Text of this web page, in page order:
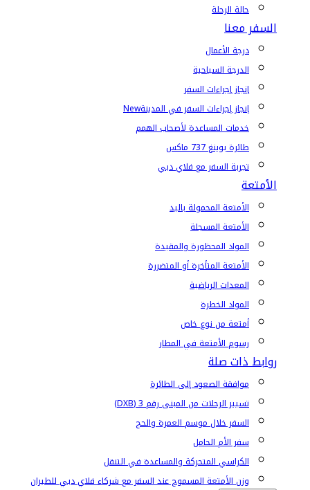
حالة الرحلة
السفر معنا
درجة الأعمال
الدرجة السياحية
إنجاز إجراءات السفر
إنجاز إجراءات السفر في المدينةNew
خدمات المساعدة لأصحاب الهمم
طائرة بوينغ 737 ماكس
تجربة السفر مع فلاي دبي
الأمتعة
الأمتعة المحمولة باليد
الأمتعة المسجلة
المواد المحظورة والمقيدة
الأمتعة المتأخرة أو المتضررة
المعدات الرياضية
المواد الخطرة
أمتعة من نوع خاص
رسوم الأمتعة في المطار
روابط ذات صلة
موافقة الصعود إلى الطائرة
تسيير الرحلات من المبنى رقم 3 (DXB)
السفر خلال موسم العمرة والحج
سفر الأم الحامل
الكراسي المتحركة والمساعدة في التنقل
وزن الأمتعة المسموح عند السفر مع شركاء فلاي دبي للطيران